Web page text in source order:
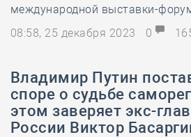
международной выставки-
08:58, 25 декабря 2023
0
Владимир Путин
споре о судьбе
этом заверяет экс-
России Виктор